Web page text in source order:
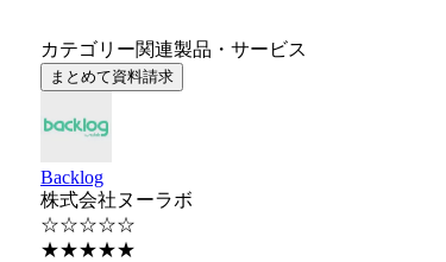
カテゴリー関連製品・サービス
まとめて資料請求
Backlog
株式会社ヌーラボ
☆☆☆☆☆
★★★★★